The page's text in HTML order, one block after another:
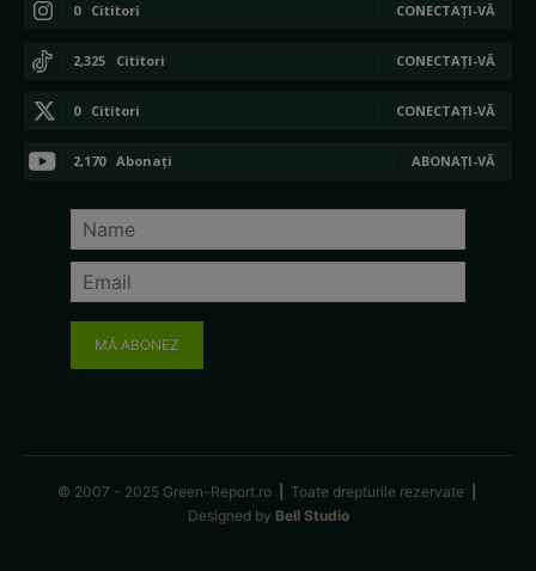
0 Cititori CONECTAȚI-VĂ
2,325 Cititori CONECTAȚI-VĂ
0 Cititori CONECTAȚI-VĂ
2,170 Abonați ABONAȚI-VĂ
MĂ ABONEZ
© 2007 - 2025 Green-Report.ro Toate drepturile rezervate
Designed by Bell Studio